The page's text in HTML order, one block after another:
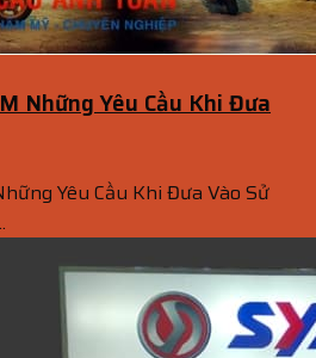
Những Yêu Cầu Khi Đưa
Yêu Cầu Khi Đưa Vào Sử